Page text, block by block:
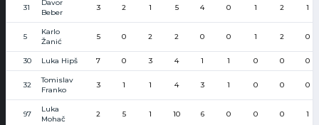
31
Davor
Beber
3 2 1 5 4 0 1 2 1
5
Karlo
Žanić
5 0 2 2 0 0 1 2 0
30 Luka Hipš 7 0 3 4 1 1 0 0 0
32
Tomislav
Franko
3 1 1 4 3 1 0 0 0
97
Luka
Mohač
2 5 1 10 6 0 0 0 1